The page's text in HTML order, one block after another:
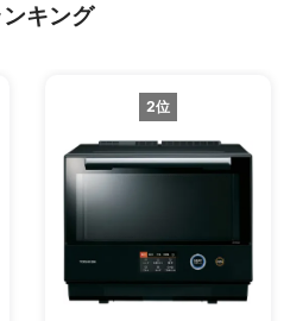
キング
2位